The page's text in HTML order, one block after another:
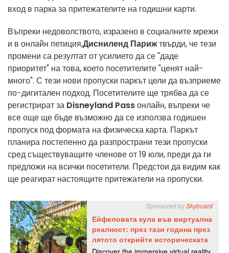
вход в парка за притежателите на годишни карти.
Въпреки недоволството, изразено в социалните мрежи
и в онлайн петиция,Дисниленд Парижтвърди, че тези
промени са резултат от усилието да се "даде
приоритет" на това, което посетителите "ценят най-
много". С тези нови пропуски паркът цели да възприеме
по-дигитален подход. Посетителите ще трябва да се
регистрират за Disneyland Passонлайн, въпреки че
все още ще бъде възможно да се използва годишен
пропуск под формата на физическа карта. Паркът
планира постепенно да разпространи тези пропуски
сред съществуващите членове от 19 юли, преди да ги
предложи на всички посетители. Предстои да видим как
ще реагират настоящите притежатели на пропуски.